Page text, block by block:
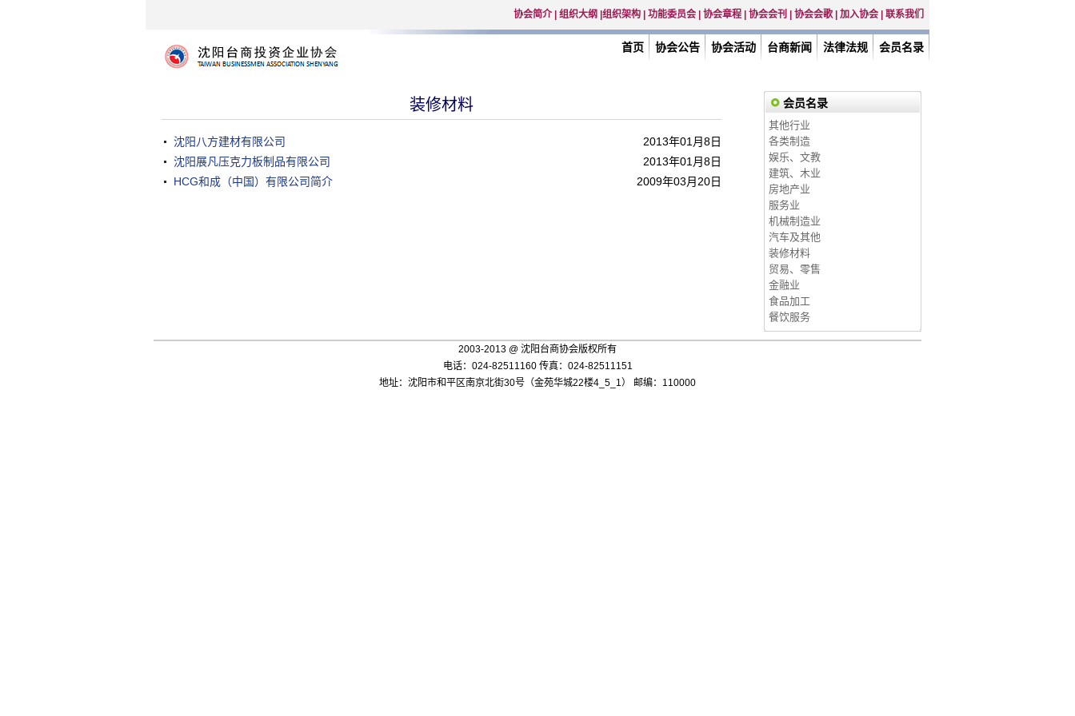
协会简介 组织大纲 组织架构 功能委员会 协会章程 协会会刊 协会会歌| 加入协会 联系我们
会员名录
法律法规
台商新闻
协会活动
协会公告
首页
装修材料
2013年01月8日
沈阳八方建材有限公司
2013年01月8日
沈阳展凡压克力板制品有限公司
2009年03月20日
HCG和成（中国）有限公司简介
会员名录
其他行业
各类制造
娱乐、文教
建筑、木业
房地产业
服务业
机械制造业
汽车及其他
装修材料
贸易、零售
金融业
食品加工
餐饮服务
2003-2013 @ 沈阳台商协会版权所有
电话：024-82511160 传真：024-82511151
地址：沈阳市和平区南京北街30号（金苑华城22楼4_5_1） 邮编：110000